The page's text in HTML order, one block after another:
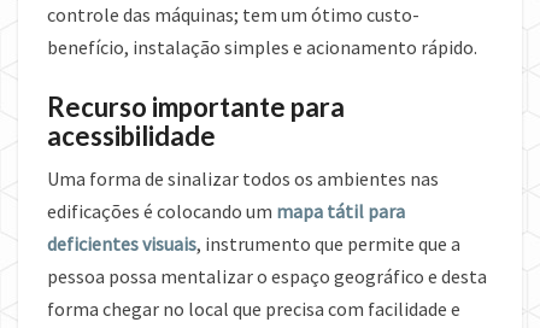
controle das máquinas; tem um ótimo custo-
benefício, instalação simples e acionamento rápido.
Recurso importante para
acessibilidade
Uma forma de sinalizar todos os ambientes nas
edificações é colocando um mapa tátil para
deficientes visuais, instrumento que permite que a
pessoa possa mentalizar o espaço geográfico e desta
forma chegar no local que precisa com facilidade e